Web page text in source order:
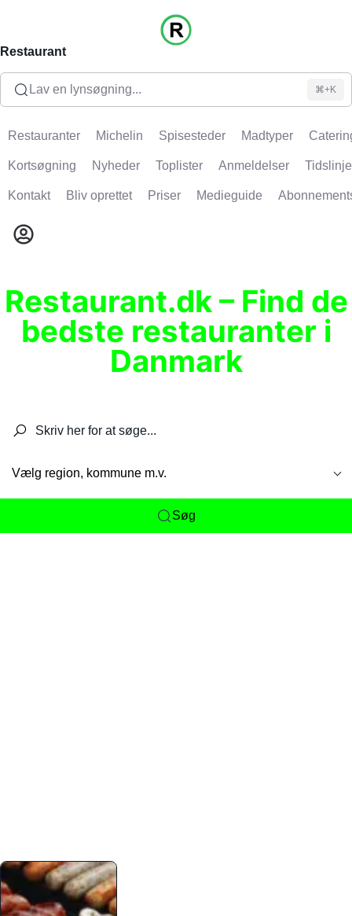
Restaurant
Lav en lynsøgning... ⌘+K
Restauranter Michelin Spisesteder Madtyper
Kortsøgning Nyheder Toplister Anmeldelser Tidslinje
Kontakt Bliv oprettet Priser Medieguide
Restaurant.dk – Find de
bedste restauranter i
Danmark
Vælg region, kommune m.v.
Søg